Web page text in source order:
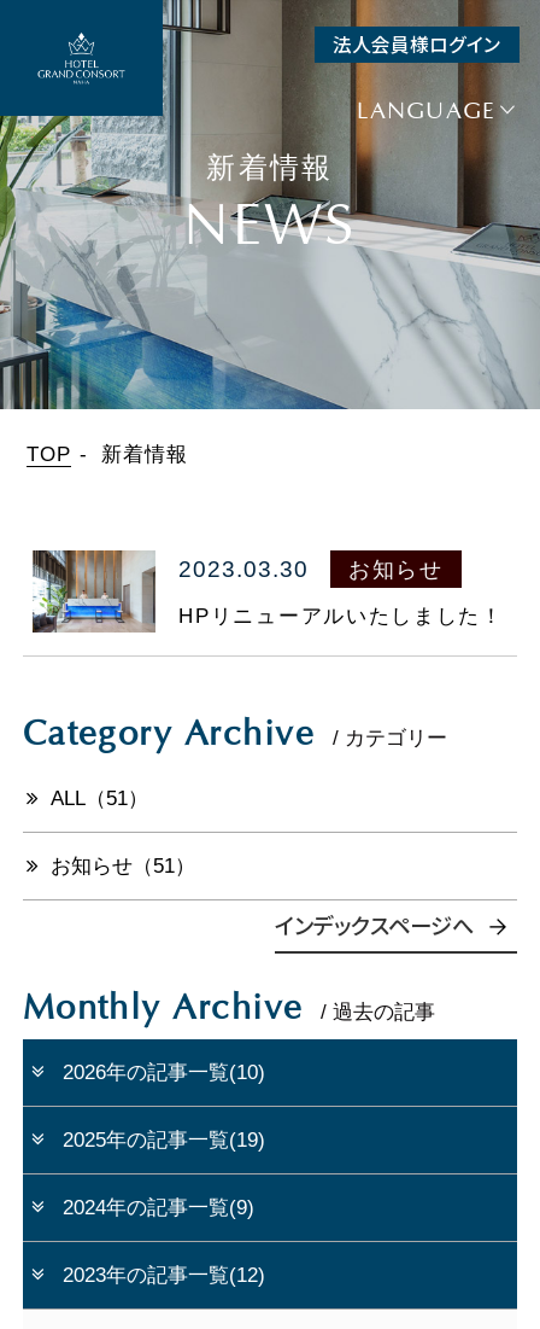
法人会員様ログイン
LANGUAGE
新着情報
NEWS
TOP 新着情報
2023.03.30 お知らせ
HPリニューアルいたしました！
Category Archive / カテゴリー
ALL（51）
お知らせ（51）
インデックスページへ
Monthly Archive / 過去の記事
2026年の記事一覧(10)
2025年の記事一覧(19)
2024年の記事一覧(9)
2023年の記事一覧(12)
宿泊予約
航空券＋宿泊
+ レンタカー＋宿泊
チェックイン 日付未定
泊数
泊
人数（1室）
TEL.098-860-5577
ご予約の確認・変更・キャンセル
法人会員様ログイン